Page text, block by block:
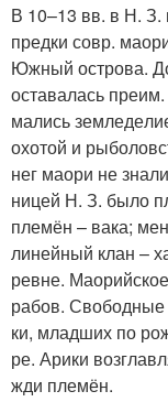
В 10–13 вв. в Н. З.
пред­ки совр.
Юж­ный ост­ро­ва.
ос­та­ва­лась
ма­лись
охо­той и
нег мао­ри не
ни­цей Н. З. бы­ло
пле­мён – ва­ка;
линейный клан –
рев­не.
ра­бов.
ки, млад­ших по
ре. Ари­ки
ж­ди пле­мён.